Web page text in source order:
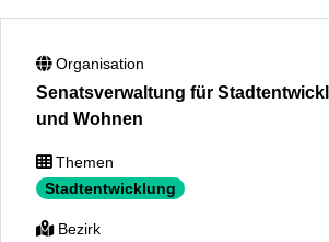
Organisation
Senatsverwaltung für
und Wohnen
Themen
Stadtentwicklung
Bezirk